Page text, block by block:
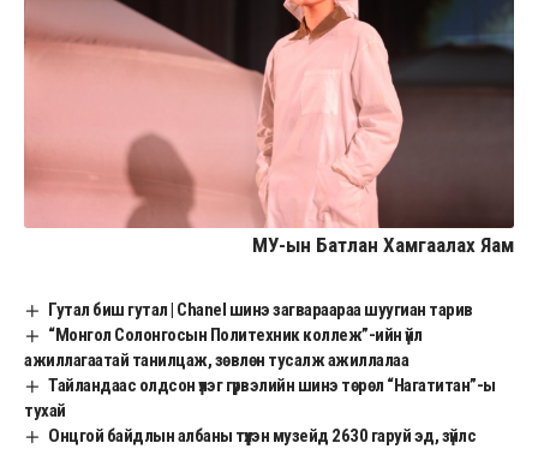
МУ-ын Батлан Хамгаалах Яам
Гутал биш гутал | Chanel шинэ загвараараа шуугиан тарив
“Монгол Солонгосын Политехник коллеж”-ийн үйл
ажиллагаатай танилцаж, зөвлөн тусалж ажиллалаа
Тайландаас олдсон үлэг гүрвэлийн шинэ төрөл “Нагатитан”-ы
тухай
Онцгой байдлын албаны түүхэн музейд 2630 гаруй эд, зүйлс